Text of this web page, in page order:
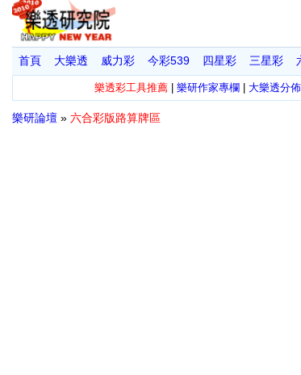
首頁 大樂透 威力彩 今彩539 四星彩 三星彩
樂透彩工具推薦| 樂研作家專欄 大樂透分
樂研論壇 » 六合彩版路算牌區